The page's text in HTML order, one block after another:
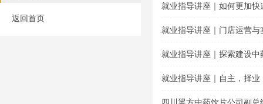
返回首页
就业指导讲座｜如何更加快
就业指导讲座｜门店运营与
就业指导讲座｜探索建设中
就业指导讲座｜自主，择业